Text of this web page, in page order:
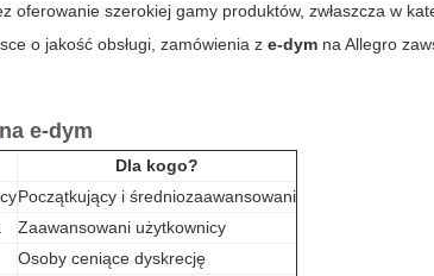
oferowanie szerokiej gamy produktów, zwłaszcza w
o jakość obsługi, zamówienia ze-dym na Allegro
nae-dym
Dla kogo?
Początkujący i średniozaawansowani
Zaawansowani użytkownicy
Osoby ceniące dyskrecję